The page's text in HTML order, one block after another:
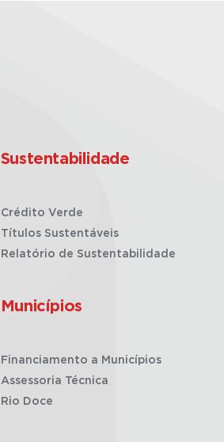
Sustentabilidade
Crédito Verde
Títulos Sustentáveis
Relatório de Sustentabilidade
Municípios
Financiamento a Municípios
Assessoria Técnica
Rio Doce